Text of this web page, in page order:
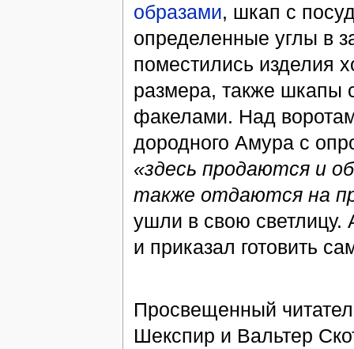
образами, шкап с
определенные углы в
поместились изделия
размера, также шкапы
факелами. Над
дородного Амура с
«здесь продаются и
также отдаются на
ушли в свою
и приказал готовить
Просвещенный
Шекспир и Вальтер